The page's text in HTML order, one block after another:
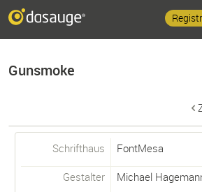
Gunsmoke
Schrifthaus FontMesa
Gestalter Michael